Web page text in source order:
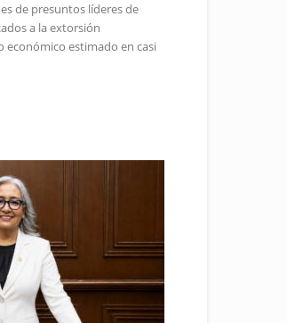
de presuntos líderes de
a la extorsión
económico estimado en casi